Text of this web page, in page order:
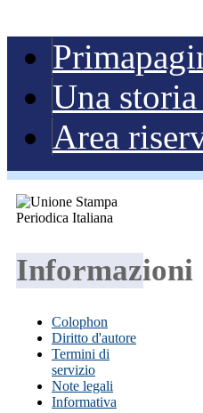
Una
Area
Informazioni
Colophon
Diritto d'autore
Termini di
servizio
Note legali
Informativa